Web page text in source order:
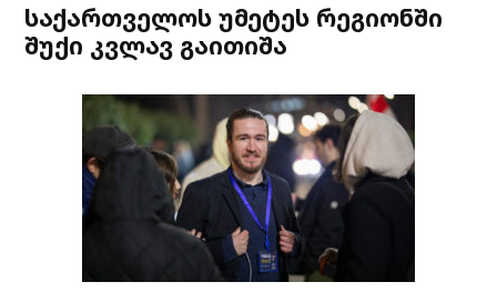
საქართველოს უმეტეს რეგიონში
შუქი კვლავ გაითიშა